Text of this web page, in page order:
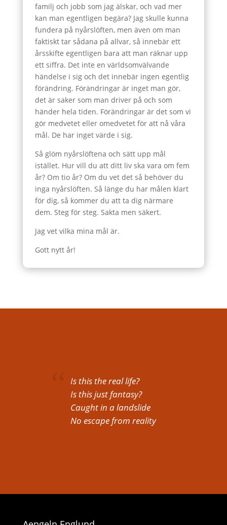
familj och jobb som jag älskar, och vad mer
kan man egentligen begära? Jag skulle kunna
fundera på nyårslöften, men även om man
faktiskt tar sådana på allvar, så innebär ett
årsskifte egentligen bara att man räknar upp
ett siffra. Det inte en världsomvälvande
händelse i sig och det innebär ingen egentlig
förändring. Förändringar är inget man gör,
det är saker som man driver på och som
händer hela tiden. Förändringar är det som vi
gör medvetet eller omedvetet för att nå våra
mål. De har inget värde i sig.
Så glöm nyårslöftena och sätt upp mål
istället. Hur vill du att ditt liv ska vara om fem
år? Om tio år? Om du vet det så behöver du
inga nyårslöften. Så länge du har målen klart
för dig, så kommer du att ta dig närmare
dem. Steg för steg. Sakta men säkert.
Jag vet vilka mina mål är.
Gott nytt år!
Is this the real life?
Is this just fantasy?
Caught in a landslide
No escape from reality